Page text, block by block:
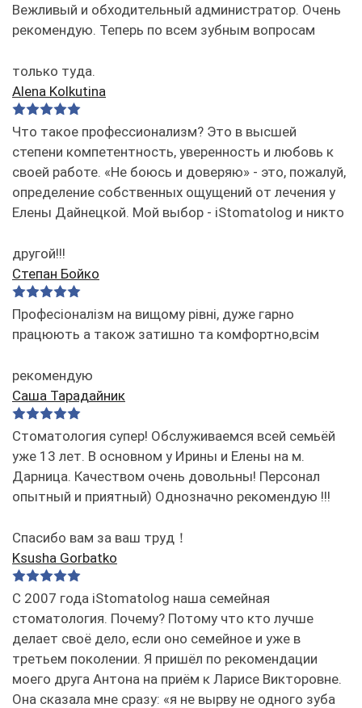
Вежливый и обходительный администратор. Очень
рекомендую. Теперь по всем зубным вопросам
только туда.
Alena Kolkutina
Что такое профессионализм? Это в высшей
степени компетентность, уверенность и любовь к
своей работе. «Не боюсь и доверяю» - это, пожалуй,
определение собственных ощущений от лечения у
Елены Дайнецкой. Мой выбор - iStomatolog и никто
другой!!!
Степан Бойко
Професіоналізм на вищому рівні, дуже гарно
працюють а також затишно та комфортно,всім
рекомендую
Саша Тарадайник
Стоматология супер! Обслуживаемся всей семьёй
уже 13 лет. В основном у Ирины и Елены на м.
Дарница. Качеством очень довольны! Персонал
опытный и приятный) Однозначно рекомендую !!!
Спасибо вам за ваш труд！
Ksusha Gorbatko
С 2007 года iStomatolog наша семейная
стоматология. Почему? Потому что кто лучше
делает своё дело, если оно семейное и уже в
третьем поколении. Я пришёл по рекомендации
моего друга Антона на приём к Ларисе Викторовне.
Она сказала мне сразу: «я не вырву не одного зуба